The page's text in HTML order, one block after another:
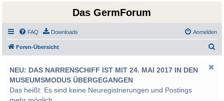
Das GermForum
FAQ Downloads Anmelden
Foren-Übersicht
NEU: DAS NARRENSCHIFF IST MIT 24. MAI 2017 IN DEN
MUSEUMSMODUS ÜBERGEGANGEN
Das heißt: Es sind keine Neuregistrierungen und Postings